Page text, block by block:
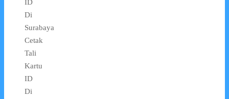
ID
Di
Surabaya
Cetak
Tali
Kartu
ID
Di